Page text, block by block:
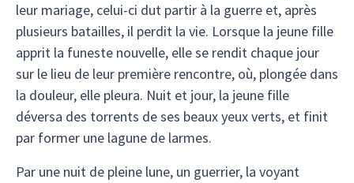
leur mariage, celui-ci dut partir à la guerre et, après
plusieurs batailles, il perdit la vie. Lorsque la jeune fille
apprit la funeste nouvelle, elle se rendit chaque jour
sur le lieu de leur première rencontre, où, plongée dans
la douleur, elle pleura. Nuit et jour, la jeune fille
déversa des torrents de ses beaux yeux verts, et finit
par former une lagune de larmes.
Par une nuit de pleine lune, un guerrier, la voyant